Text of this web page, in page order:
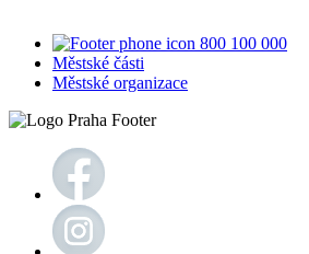
800 100 000
Městské části
Městské organizace